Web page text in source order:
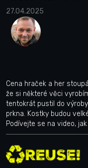
27.04.2025
Cena hraček a her
že si některé věci
tentokrát pustil do
prkna. Kostky budou
Podívejte se na video,